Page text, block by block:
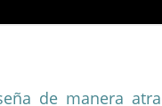
de manera